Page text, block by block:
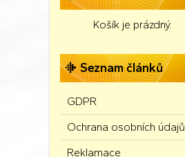
Košík je prázdný.
Seznam článků
GDPR
Ochrana osobních údajů
Reklamace